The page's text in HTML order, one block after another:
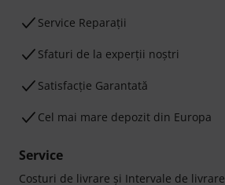
Service Reparații
Sfaturi de la experții noștri
Satisfacție Garantată
Cel mai mare depozit din Europa
Service
Costuri de livrare şi Intervale de livrare